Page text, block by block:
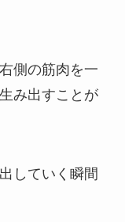
側の筋肉を一
み出すことが
していく瞬間